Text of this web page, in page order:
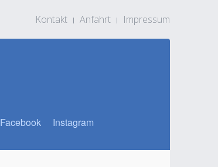
Kontakt Anfahrt Impressum
Facebook Instagram